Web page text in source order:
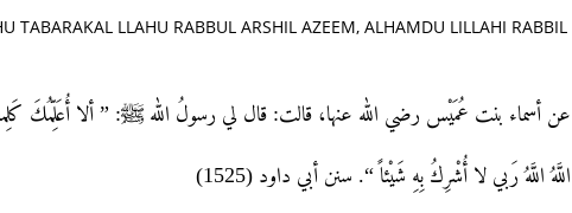
TABARAKAL LLAHU RABBUL ARSHIL AZEEM, ALHAMDU LILLAHI RABBIL
عن أسماء بنت عُمَيْس رضي الله عنها، قالت: قال لي رسولُ الله ﷺ: ” ألا أُعَلِّمُكَ
اللَّهُ اللَّهُ رَبي لا أُشْرِكُ بِهِ شَيْئاً “. سنن أبي داود (1525)